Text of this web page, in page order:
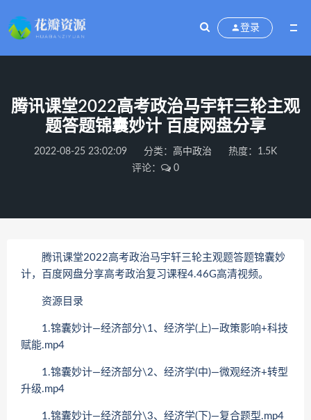
登录
腾讯课堂2022高考政治马宇轩三轮主观
题答题锦囊妙计 百度网盘分享
2022-08-25 23:02:09 分类： 高中政治
热度：1.5K
评论：
0
腾讯课堂2022高考政治马宇轩三轮主观题答题锦囊妙
计，百度网盘分享高考政治复习课程4.46G高清视频。
资源目录
1.锦囊妙计—经济部分\1、经济学(上)—政策影响+科技
赋能.mp4
1.锦囊妙计—经济部分\2、经济学(中)—微观经济+转型
升级.mp4
1.锦囊妙计—经济部分\3、经济学(下)—复合题型.mp4